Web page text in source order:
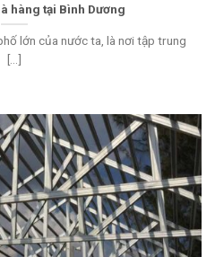
hàng tại Bình Dương
lớn của nước ta, là nơi tập trung
[...]